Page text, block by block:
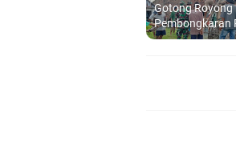
Gotong Royong
Pembongkaran